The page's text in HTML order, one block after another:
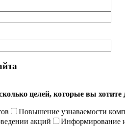
целей, которые вы
Повышение узнаваемости
акций
Информирование